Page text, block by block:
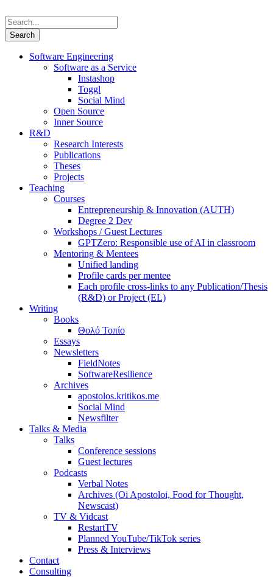
Software Engineering
Software as a Service
Instashop
Toggl
Social Mind
Open Source
Inner Source
R&D
Research Interests
Publications
Theses
Projects
Teaching
Courses
Entrepreneurship & Innovation (AUTH)
Degree 2 Dev
Workshops / Guest Lectures
GPTZero: Responsible use of AI in classroom
Mentoring & Mentees
Unified landing
Profile cards per mentee
Each profile cross-links to any Publication/Thesis
(R&D) or Project (EL)
Writing
Books
Θολό Τοπίο
Essays
Newsletters
FieldNotes
SoftwareResilience
Archives
apostolos.kritikos.me
Social Mind
Newsfilter
Talks & Media
Talks
Conference sessions
Guest lectures
Podcasts
Verbal Notes
Archives (Oi Apostoloi, Food for Thought,
Newscast)
TV & Vidcast
RestartTV
Planned YouTube/TikTok series
Press & Interviews
Contact
Consulting